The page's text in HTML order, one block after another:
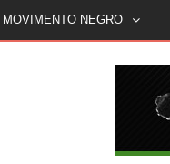
MOVIMENTO NEGRO